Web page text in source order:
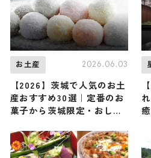
お土産 2026.06.03
【2026】茨城で人気のお土
産おすすめ30選｜定番のお
菓子から茨城限定・おしゃ
く紹介